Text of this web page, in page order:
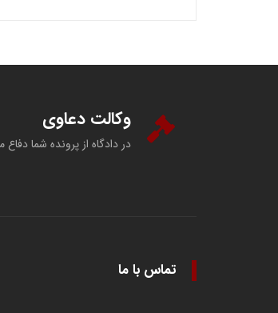
وکالت دعاوی
در دادگاه از پرونده شما دفاع
تماس با ما